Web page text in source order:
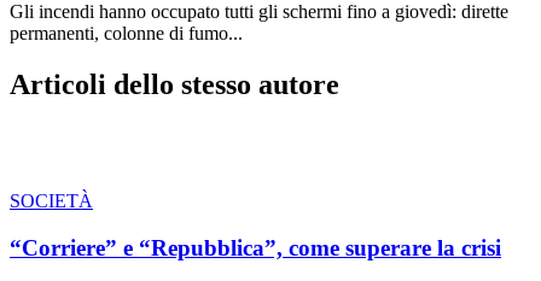
Gli incendi hanno occupato tutti gli schermi fino a giovedì: dirette
permanenti, colonne di fumo...
Articoli dello stesso autore
SOCIETÀ
“Corriere” e “Repubblica”, come superare la crisi